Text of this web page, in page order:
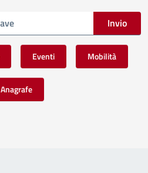
Invio
Eventi Mobilità
Anagrafe